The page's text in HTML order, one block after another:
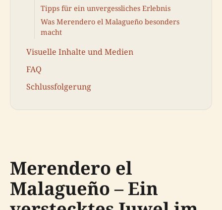
Tipps für ein unvergessliches Erlebnis
Was Merendero el Malagueño besonders
macht
Visuelle Inhalte und Medien
FAQ
Schlussfolgerung
Merendero el
Malagueño – Ein